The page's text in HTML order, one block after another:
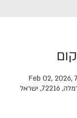
Feb 02, 2026,